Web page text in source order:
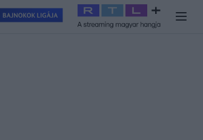
csatája 2026 Celeb vagyok, ments ki innen